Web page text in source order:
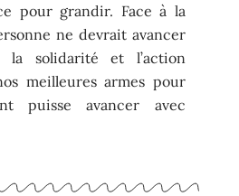
pour grandir. Face à la
ne devrait avancer
la solidarité et l’action
meilleures armes pour
puisse avancer avec